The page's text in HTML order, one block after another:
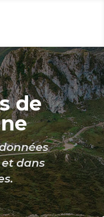
de
dans